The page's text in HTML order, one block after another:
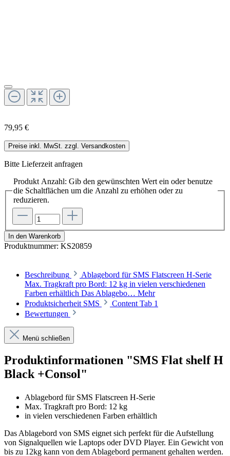
79,95 €
Preise inkl. MwSt. zzgl. Versandkosten
Bitte Lieferzeit anfragen
Produkt Anzahl: Gib den gewünschten Wert ein oder benutze
die Schaltflächen um die Anzahl zu erhöhen oder zu
reduzieren.
In den Warenkorb
Produktnummer: KS20859
Beschreibung
Ablagebord für SMS Flatscreen H-Serie
Max. Tragkraft pro Bord: 12 kg in vielen verschiedenen
Farben erhältlich Das Ablagebo… Mehr
Produktsicherheit SMS
Content Tab 1
Bewertungen
Menü schließen
Produktinformationen "SMS Flat shelf H
Black +Consol"
Ablagebord für SMS Flatscreen H-Serie
Max. Tragkraft pro Bord: 12 kg
in vielen verschiedenen Farben erhältlich
Das Ablagebord von SMS eignet sich perfekt für die Aufstellung
von Signalquellen wie Laptops oder DVD Player. Ein Gewicht von
bis zu 12kg kann von dem Ablagebord permanent gehalten werden.